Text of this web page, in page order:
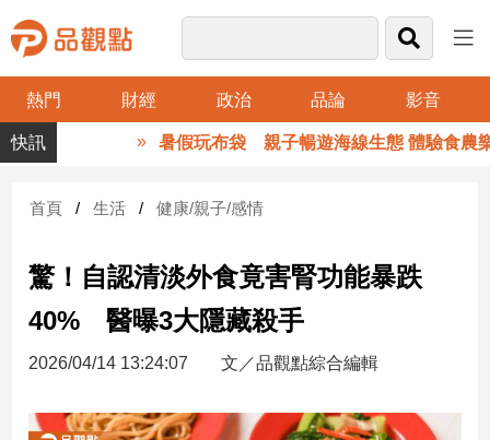
熱門 財經 政治 品論 影音
品
觀
財
台
財
新
產
暑假玩布袋 親子暢遊海線生態 體驗食農樂趣
首頁 生活 健康/親子/感情
驚！自認清淡外食竟害腎功能暴跌
40% 醫曝3大隱藏殺手
2026/04/14 13:24:07 文／品觀點綜合編輯